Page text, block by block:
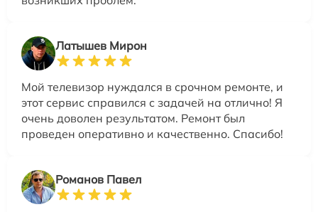
Латышев Мирон
Мой телевизор нуждался в срочном ремонте, и
этот сервис справился с задачей на отлично! Я
очень доволен результатом. Ремонт был
проведен оперативно и качественно. Спасибо!
Романов Павел